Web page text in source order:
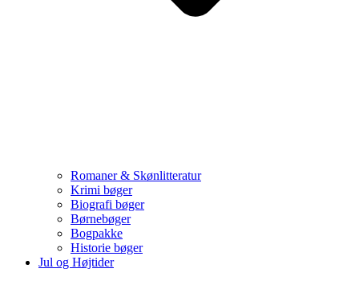
Romaner & Skønlitteratur
Krimi bøger
Biografi bøger
Børnebøger
Bogpakke
Historie bøger
Jul og Højtider